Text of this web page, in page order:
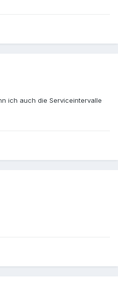
ich auch die Serviceintervalle